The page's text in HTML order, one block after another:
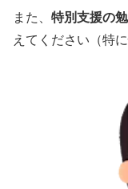
また、 特別支援の
えてください（特